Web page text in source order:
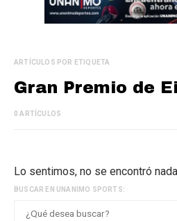
ARTÍCULOS POR ETIQUETA
Gran Premio de
0 ARTÍCULOS
Lo sentimos, no se encontró
BUSCAR EN UNANIMO SPORTS: